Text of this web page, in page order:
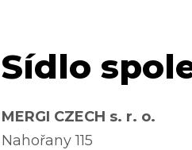
Sídlo
MERGI CZECH s. r. o.
Nahořany 115